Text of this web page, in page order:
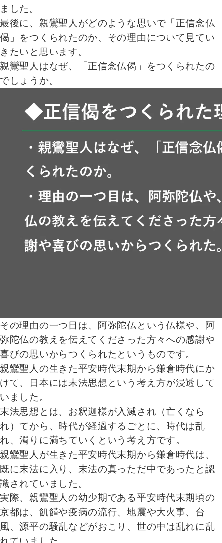
ました。
最後に、親鸞聖人がどのような思いで「正信念仏
偈」をつくられたのか、その理由について見てい
きたいと思います。
親鸞聖人はなぜ、「正信念仏偈」をつくられたの
でしょうか。
その理由の一つ目は、阿弥陀仏という仏様や、阿
弥陀仏の教えを伝えてくださった方々への感謝や
喜びの思いからつくられたというものです。
親鸞聖人の生きた平安時代末期から鎌倉時代にか
けて、日本には末法思想という考え方が浸透して
いました。
末法思想とは、お釈迦様が入滅され（亡くなら
れ）てから、時代が経過するごとに、時代は乱
れ、濁りに満ちていくという考え方です。
親鸞聖人が生きた平安時代末期から鎌倉時代は、
既に末法に入り、末法の真っただ中であったと認
識されていました。
実際、親鸞聖人の幼少期である平安時代末期頃の
京都は、飢饉や疫病の流行、地震や大火事、台
風、源平の騒乱などがおこり、世の中は乱れに乱
れていました。